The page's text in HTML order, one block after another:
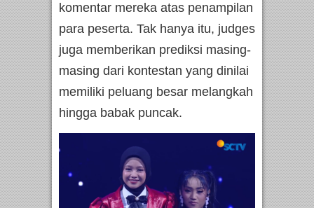
komentar mereka atas penampilan
para peserta. Tak hanya itu, judges
juga memberikan prediksi masing-
masing dari kontestan yang dinilai
memiliki peluang besar melangkah
hingga babak puncak.